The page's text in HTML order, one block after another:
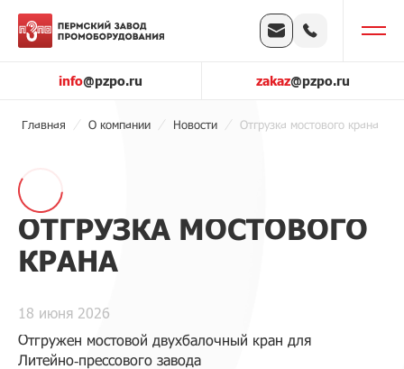
info@pzpo.ru zakaz@pzpo.ru
Главная О компании Новости Отгрузка мостового крана
ОТГРУЗКА МОСТОВОГО
КРАНА
18 июня 2026
Отгружен мостовой двухбалочный кран для
Литейно‑прессового завода